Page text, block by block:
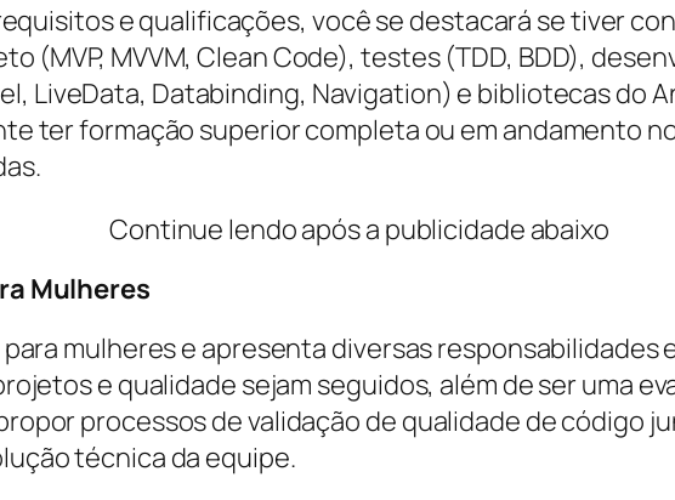
e qualificações, você se destacará se tiver
(MVP, MVVM, Clean Code), testes (TDD, BDD),
LiveData, Databinding, Navigation) e bibliotecas do
ter formação superior completa ou em andamento
Continue lendo após a publicidade abaixo
Mulheres
para mulheres e apresenta diversas
e qualidade sejam seguidos, além de ser uma
processos de validação de qualidade de código
técnica da equipe.